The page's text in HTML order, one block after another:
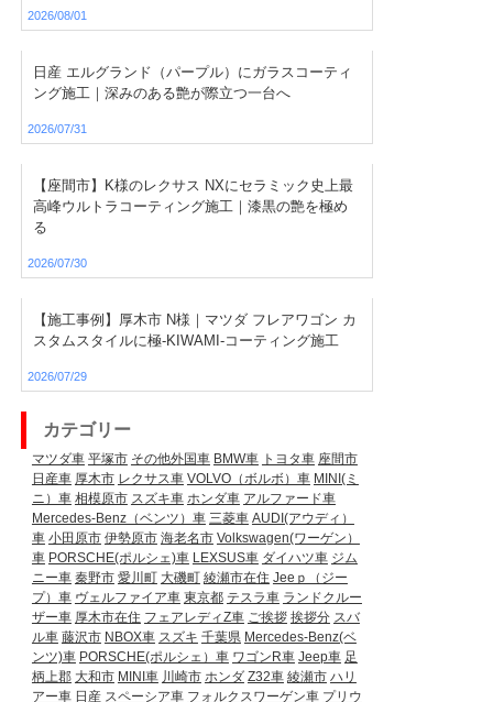
2026/08/01
日産 エルグランド（パープル）にガラスコーティ
ング施工｜深みのある艶が際立つ一台へ
2026/07/31
【座間市】K様のレクサス NXにセラミック史上最
高峰ウルトラコーティング施工｜漆黒の艶を極め
る
2026/07/30
【施工事例】厚木市 N様｜マツダ フレアワゴン カ
スタムスタイルに極-KIWAMI-コーティング施工
2026/07/29
カテゴリー
マツダ車 平塚市 その他外国車 BMW車 トヨタ車 座間市
日産車 厚木市 レクサス車 VOLVO（ボルボ）車 MINI(ミ
ニ）車 相模原市 スズキ車 ホンダ車 アルファード車
Mercedes-Benz（ベンツ）車 三菱車 AUDI(アウディ）
車 小田原市 伊勢原市 海老名市 Volkswagen(ワーゲン）
車 PORSCHE(ポルシェ)車 LEXSUS車 ダイハツ車 ジム
ニー車 秦野市 愛川町 大磯町 綾瀬市在住 Jeeｐ（ジー
プ）車 ヴェルファイア車 東京都 テスラ車 ランドクルー
ザー車 厚木市在住 フェアレディZ車 ご挨拶 挨拶分 スバ
ル車 藤沢市 NBOX車 スズキ 千葉県 Mercedes-Benz(ベ
ンツ)車 PORSCHE(ポルシェ）車 ワゴンR車 Jeep車 足
柄上郡 大和市 MINI車 川崎市 ホンダ Z32車 綾瀬市 ハリ
アー車 日産 スペーシア車 フォルクスワーゲン車 プリウ